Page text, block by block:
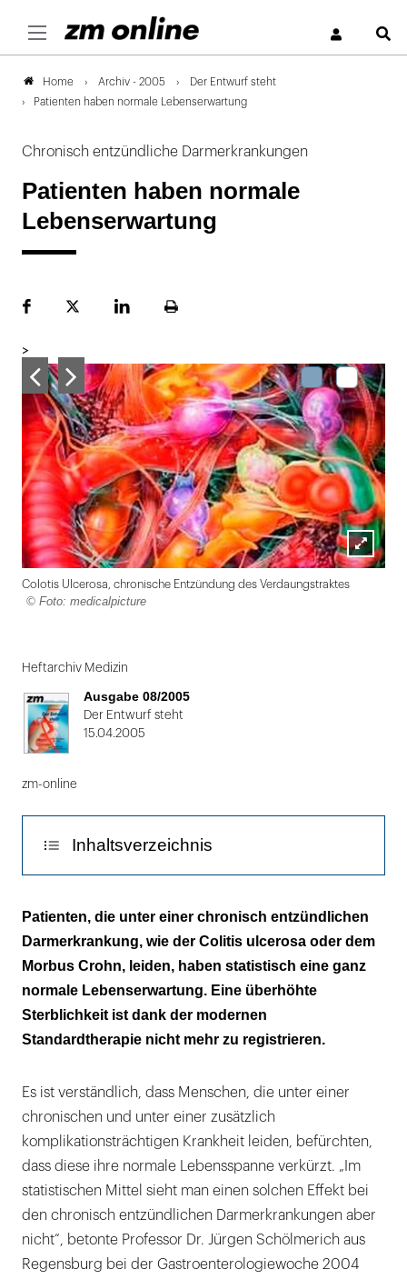
Home Archiv - 2005
Der Entwurf steht
Patienten haben normale Lebenserwartung
Chronisch entzündliche Darmerkrankungen
Patienten haben normale
Lebenserwartung
FacebookPlattformLinekdInSeite
>
Lightbox
öffnen
Colotis Ulcerosa, chronische Entzündung des Verdaungstraktes
© Foto: medicalpicture
1
von
2
Heftarchiv Medizin
Ausgabe 08/2005
Der Entwurf steht
15.04.2005
zm-online
Inhaltsverzeichnis
Weniger Steroide als meist angenommen
Den Teufelskreis der Entzündung
durchbrechen
Mit Wurmeiern gegen den Morbus Crohn
Patienten, die unter einer chronisch entzündlichen
Darmerkrankung, wie der Colitis ulcerosa oder dem
Morbus Crohn, leiden, haben statistisch eine ganz
normale Lebenserwartung. Eine überhöhte
Sterblichkeit ist dank der modernen
Standardtherapie nicht mehr zu registrieren.
Es ist verständlich, dass Menschen, die unter einer
chronischen und unter einer zusätzlich
komplikationsträchtigen Krankheit leiden, befürchten,
dass diese ihre normale Lebensspanne verkürzt. „Im
statistischen Mittel sieht man einen solchen Effekt bei
den chronisch entzündlichen Darmerkrankungen aber
nicht“, betonte Professor Dr. Jürgen Schölmerich aus
Regensburg bei der Gastroenterologiewoche 2004